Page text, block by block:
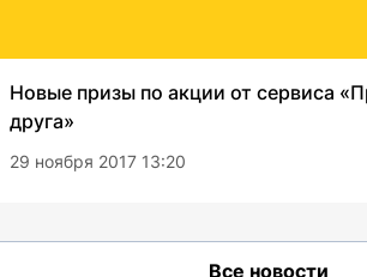
Новые призы по акции от сервиса
друга»
29 ноября 2017 13:20
Все новости